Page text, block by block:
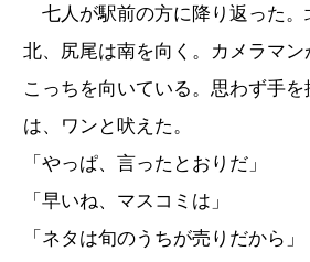
七人が駅前の方に降り返った。
北、尻尾は南を向く。カメラマ
こっちを向いている。思わず手を
は、ワンと吠えた。
「やっぱ、言ったとおりだ」
「早いね、マスコミは」
「ネタは旬のうちが売りだから」